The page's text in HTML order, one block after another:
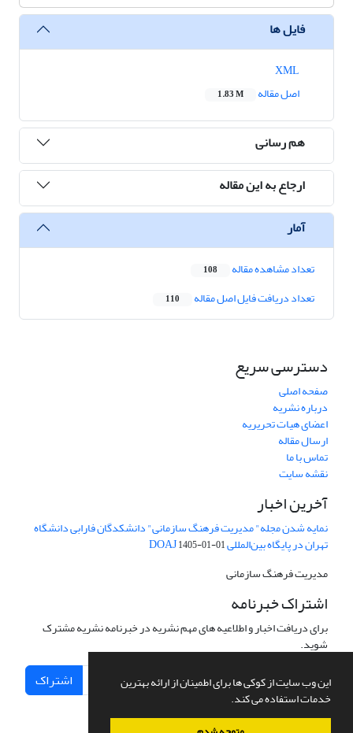
این وب سایت از کوکی ها برای اطمینان از ارائه بهترین
خدمات استفاده می کند.
فایل ها
اصل مقاله
1.83 M
هم رسانی
ارجاع به این مقاله
آمار
تعداد مشاهده مقاله 108
تعداد دریافت فایل اصل مقاله 110
دسترسی سریع
صفحه اصلی
درباره نشریه
اعضای هیات تحریریه
ارسال مقاله
تماس با ما
نقشه سایت
آخرین اخبار
نمایه شدن مجله" مدیریت فرهنگ سازمانی" دانشکدگان فارابی دانشگاه
تهران در پایگاه بین‌المللی DOAJ1405-01-01
مدیریت فرهنگ سازمانی
اشتراک خبرنامه
برای دریافت اخبار و اطلاعیه های مهم نشریه در خبرنامه نشریه مشترک
شوید.
اشتراک